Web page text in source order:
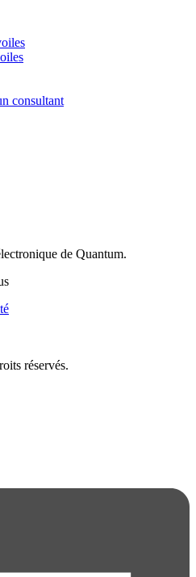
consultant
de Quantum.
réservés.